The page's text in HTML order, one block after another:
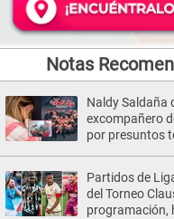
Notas
Naldy Saldaña
excompañero
por presuntos
Partidos de
del Torneo
programación,